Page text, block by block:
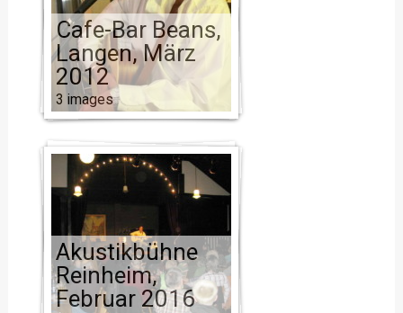
Cafe-Bar Beans,
Langen, März
2012
3 images
Akustikbühne
Reinheim,
Februar 2016